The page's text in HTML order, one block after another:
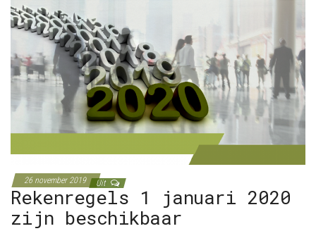
26 november 2019 Uit
Rekenregels 1 januari 2020
zijn beschikbaar